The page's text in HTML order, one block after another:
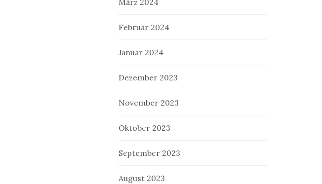
März 2024
Februar 2024
Januar 2024
Dezember 2023
November 2023
Oktober 2023
September 2023
August 2023